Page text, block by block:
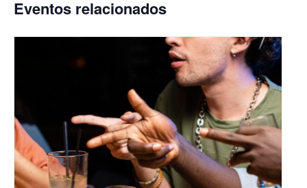
Eventos relacionados